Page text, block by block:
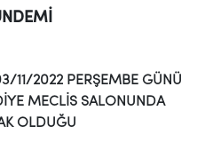
11/2022 PERŞEMBE GÜNÜ
MECLİS SALONUNDA
OLDUĞU